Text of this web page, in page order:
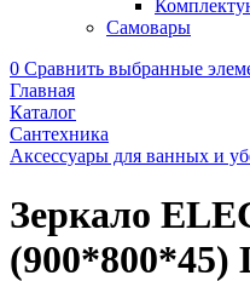
Самовары
0 Сравнить выбранные
Главная
Каталог
Сантехника
Аксессуары для ванных и
Зеркало
(900*800*45)